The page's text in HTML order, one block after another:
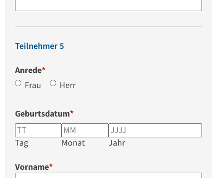
Teilnehmer 5
Anrede*
Frau
Herr
Geburtsdatum*
Tag Monat
Jahr
Vorname*